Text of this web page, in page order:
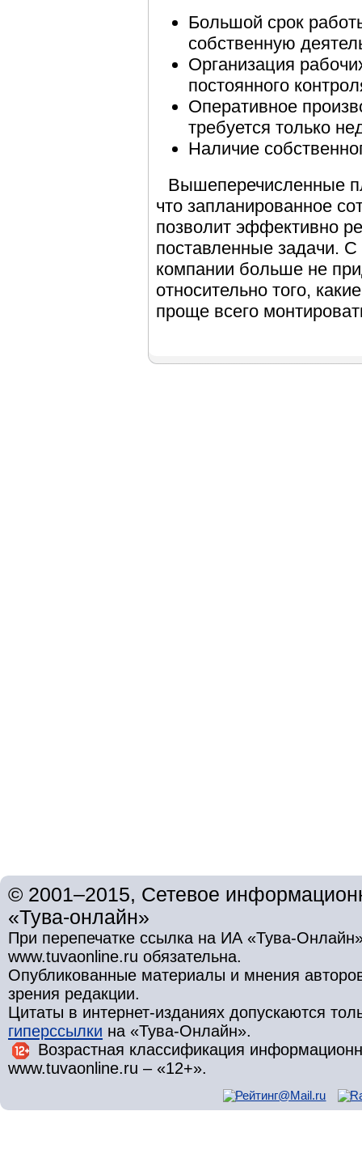
Большой срок
собственную
Организация
постоянного
Оперативное
требуется только
Наличие
Вышеперечисленные
что запланированное
позволит эффективно
поставленные задачи.
компании больше не
относительно того,
проще всего
© 2001–2015, Сетевое
«Тува-онлайн»
При перепечатке ссылка на ИА «Тува-
www.tuvaonline.ru обязательна.
Опубликованные материалы и мнения
зрения редакции.
Цитаты в интернет-изданиях допускаются
гиперссылки на «Тува-Онлайн».
Возрастная классификация
www.tuvaonline.ru – «12+».